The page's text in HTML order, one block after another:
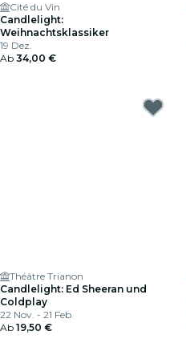
Cité du Vin
Candlelight:
Weihnachtsklassiker
19 Dez.
Ab 34,00 €
Théâtre Trianon
Candlelight: Ed Sheeran und
Coldplay
22 Nov. - 21 Feb.
Ab 19,50 €